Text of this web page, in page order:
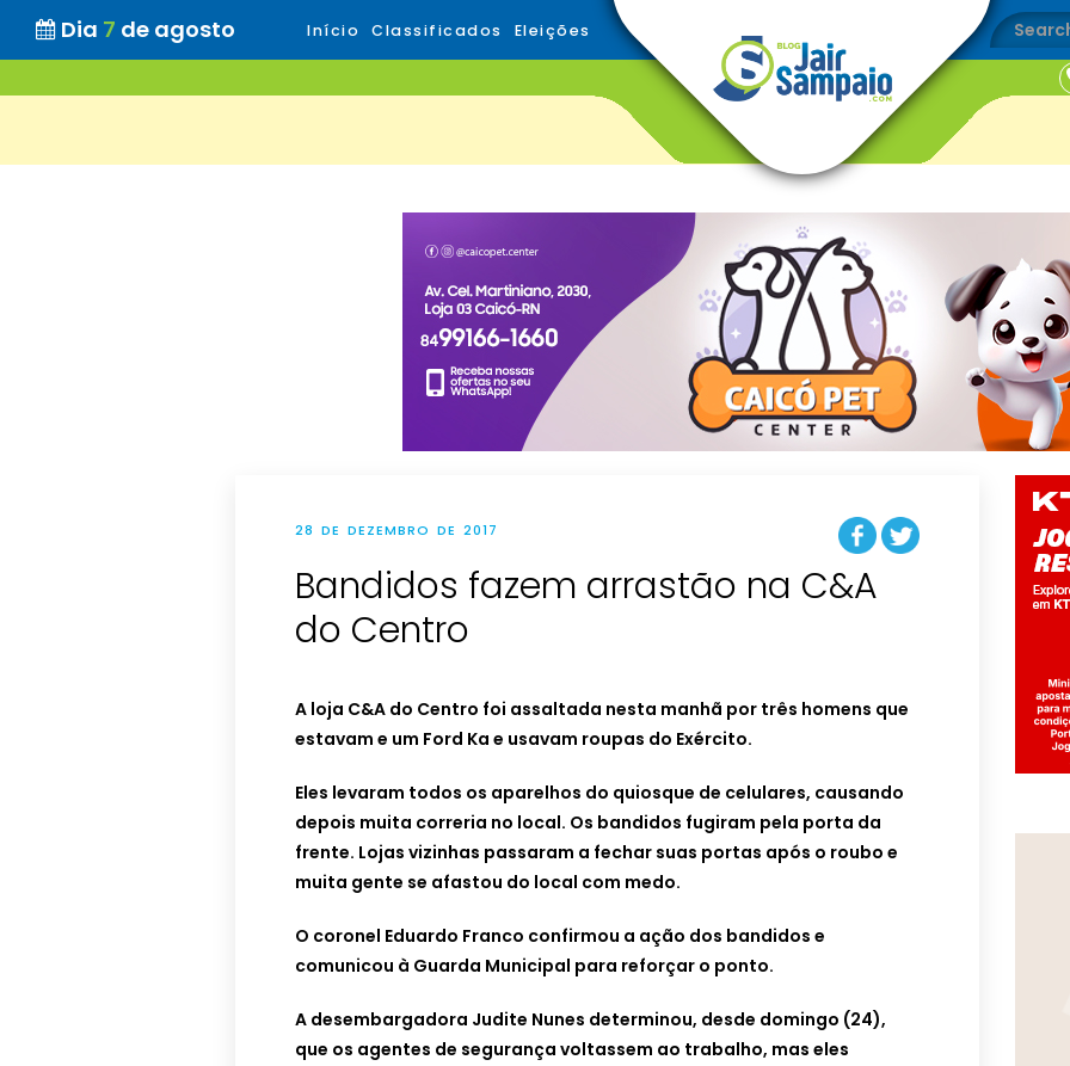
Dia 7 de agosto Início Classificados Eleições
28 DE DEZEMBRO DE 2017
Bandidos fazem arrastão na C&A
do Centro
A loja C&A do Centro foi assaltada nesta manhã por três homens que
estavam e um Ford Ka e usavam roupas do Exército.
Eles levaram todos os aparelhos do quiosque de celulares, causando
depois muita correria no local. Os bandidos fugiram pela porta da
frente. Lojas vizinhas passaram a fechar suas portas após o roubo e
muita gente se afastou do local com medo.
O coronel Eduardo Franco confirmou a ação dos bandidos e
comunicou à Guarda Municipal para reforçar o ponto.
A desembargadora Judite Nunes determinou, desde domingo (24),
que os agentes de segurança voltassem ao trabalho, mas eles